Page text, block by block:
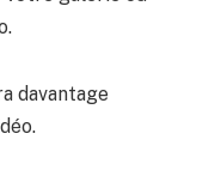
davantage